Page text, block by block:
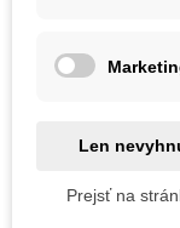
modré - Stopset - 5
Len
Prejsť na